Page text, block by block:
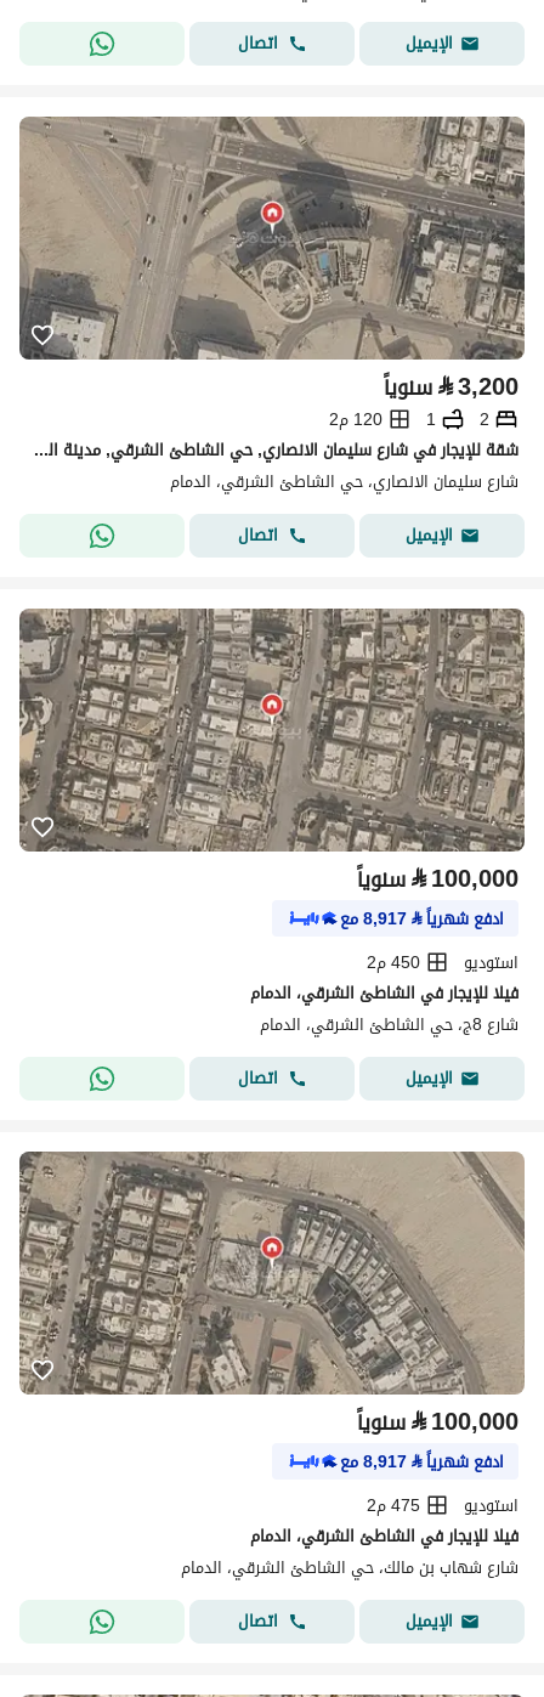
الإيميل
اتصال
⃁3,200 سنوياً
2
1
120 م2
شقة للإيجار في شارع سليمان الانصاري, حي الشاطئ الشرقي, مدينة الدمام, المنطقة الشرقية
شارع سليمان الانصاري، حي الشاطئ الشرقي، الدمام
الإيميل
اتصال
⃁100,000 سنوياً
ادفع شهرياً⃁
8,917مع
استوديو
450 م2
فيلا للإيجار في الشاطئ الشرقي، الدمام
شارع 8ج، حي الشاطئ الشرقي، الدمام
الإيميل
اتصال
⃁100,000 سنوياً
ادفع شهرياً⃁
8,917مع
استوديو
475 م2
فيلا للإيجار في الشاطئ الشرقي، الدمام
شارع شهاب بن مالك، حي الشاطئ الشرقي، الدمام
الإيميل
اتصال